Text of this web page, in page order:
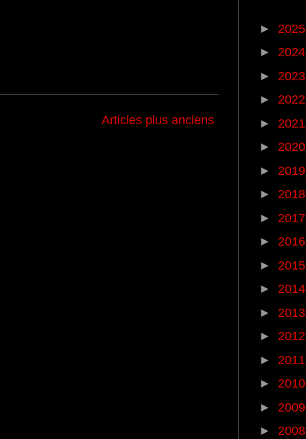
Articles plus anciens
► 2025
► 2024
► 2023
► 2022
► 2021
► 2020
► 2019
► 2018
► 2017
► 2016
► 2015
► 2014
► 2013
► 2012
► 2011
► 2010
► 2009
► 2008